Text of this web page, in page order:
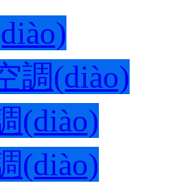
調(diào)
(diào)
(diào)